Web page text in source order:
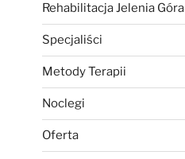
Rehabilitacja Jelenia Góra
Specjaliści
Metody Terapii
Noclegi
Oferta